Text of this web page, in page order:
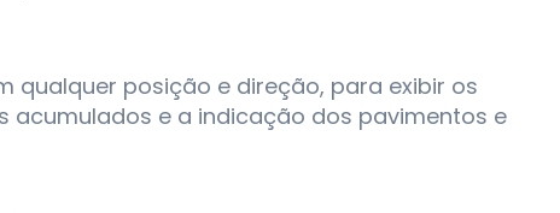
qualquer posição e direção, para exibir os
acumulados e a indicação dos pavimentos e